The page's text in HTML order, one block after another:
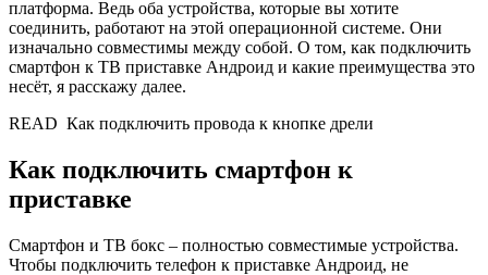
платформа. Ведь оба устройства, которые вы хотите
соединить, работают на этой операционной системе. Они
изначально совместимы между собой. О том, как подключить
смартфон к ТВ приставке Андроид и какие преимущества это
несёт, я расскажу далее.
READ Как подключить провода к кнопке дрели
Как подключить смартфон к
приставке
Смартфон и ТВ бокс – полностью совместимые устройства.
Чтобы подключить телефон к приставке Андроид, не